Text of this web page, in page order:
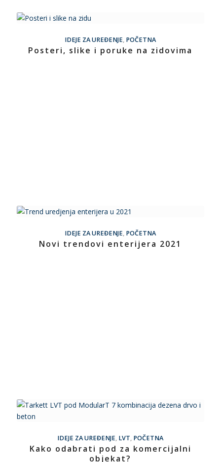
IDEJE ZA UREĐENJE, POČETNA
Posteri, slike i poruke na zidovima
IDEJE ZA UREĐENJE, POČETNA
Novi trendovi enterijera 2021
IDEJE ZA UREĐENJE, LVT, POČETNA
Kako odabrati pod za komercijalni
objekat?